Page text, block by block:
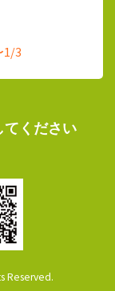
1/3
てください
Reserved.